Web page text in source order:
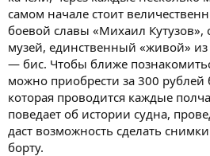
самом начале стоит
боевой славы «Михаил Кутузов»,
музей, единственный «живой» из
— бис. Чтобы ближе
можно приобрести за 300 рублей
которая проводится каждые
поведает об истории судна,
даст возможность сделать
борту.